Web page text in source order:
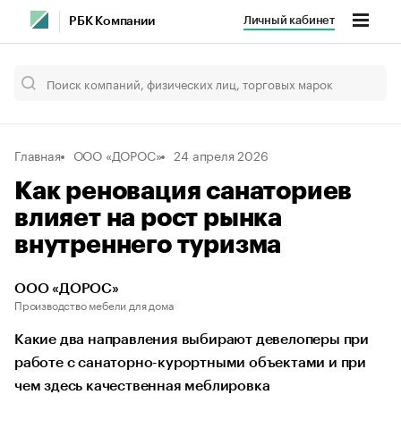
РБК Компании Личный кабинет
Главная ООО «ДОРОС» 24 апреля 2026
Как реновация санаториев
влияет на рост рынка
внутреннего туризма
ООО «ДОРОС»
Производство мебели для дома
Какие два направления выбирают девелоперы при
работе с санаторно-курортными объектами и при
чем здесь качественная меблировка